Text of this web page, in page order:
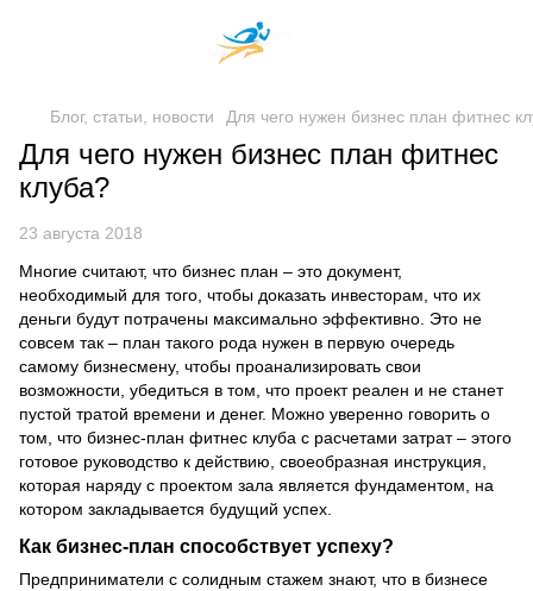
Блог, статьи, новости Для чего нужен бизнес план фитнес
Для чего нужен бизнес план фитнес
клуба?
23 августа 2018
Многие считают, что бизнес план – это документ,
необходимый для того, чтобы доказать инвесторам, что их
деньги будут потрачены максимально эффективно. Это не
совсем так – план такого рода нужен в первую очередь
самому бизнесмену, чтобы проанализировать свои
возможности, убедиться в том, что проект реален и не станет
пустой тратой времени и денег. Можно уверенно говорить о
том, что бизнес-план фитнес клуба с расчетами затрат – этого
готовое руководство к действию, своеобразная инструкция,
которая наряду с проектом зала является фундаментом, на
котором закладывается будущий успех.
Как бизнес-план способствует успеху?
Предприниматели с солидным стажем знают, что в бизнесе